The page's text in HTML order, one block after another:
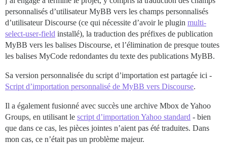
personnalisés d’utilisateur MyBB vers les champs personnalisés
d’utilisateur Discourse (ce qui nécessite d’avoir le plugin multi-
select-user-field installé), la traduction des préfixes de publication
MyBB vers les balises Discourse, et l’élimination de presque toutes
les balises MyCode redondantes du texte des publications MyBB.
Sa version personnalisée du script d’importation est partagée ici -
Script d’importation personnalisé de MyBB vers Discourse.
Il a également fusionné avec succès une archive Mbox de Yahoo
Groups, en utilisant le script d’importation Yahoo standard - bien
que dans ce cas, les pièces jointes n’aient pas été traduites. Dans
mon cas, ce n’était pas un problème majeur.